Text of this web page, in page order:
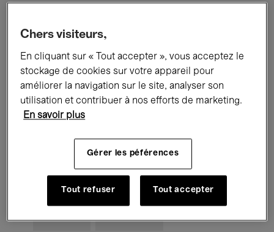
Tous les événements Concerts
Expositions Films Performances
Rencontres & Débats
Musique classique Global Music
Musique électronique
Pour tous Kids’ Palace
Chers visiteurs,
En cliquant sur « Tout accepter », vous acceptez le
stockage de cookies sur votre appareil pour
améliorer la navigation sur le site, analyser son
utilisation et contribuer à nos efforts de marketing.
En savoir plus
Gérer les péférences
Tout refuser Tout accepter